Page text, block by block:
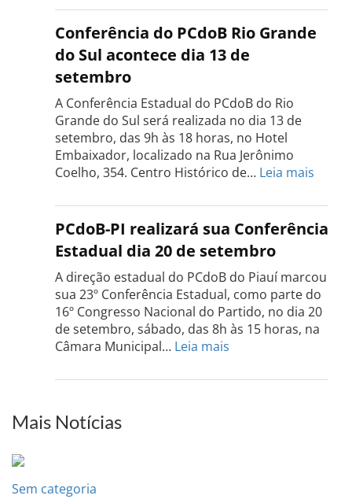
Estadual
do
PCdoB
Tocantins
será
realizada
dia
18
de
setembro
Conferência do PCdoB Rio Grande
do Sul acontece dia 13 de
setembro
A Conferência Estadual do PCdoB do Rio
Grande do Sul será realizada no dia 13 de
setembro, das 9h às 18 horas, no Hotel
Embaixador, localizado na Rua Jerônimo
Coelho, 354. Centro Histórico de… Leia mais
do
PCdoB
Rio
do
Sul
dia
PCdoB-PI realizará sua Conferência
Estadual dia 20 de setembro
A direção estadual do PCdoB do Piauí marcou
sua 23º Conferência Estadual, como parte do
16º Congresso Nacional do Partido, no dia 20
de setembro, sábado, das 8h às 15 horas, na
Câmara Municipal… Leia mais
PI
Mais Notícias
Sem categoria